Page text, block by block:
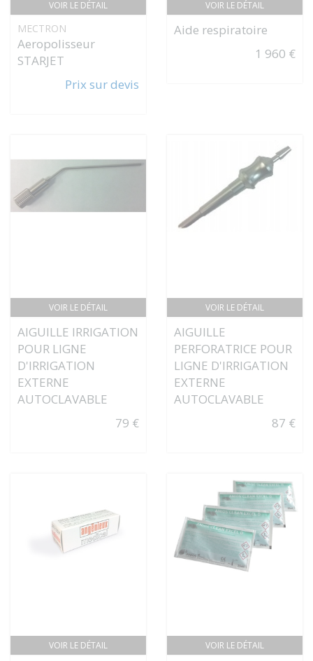
VOIR LE DÉTAIL
MECTRON
Aeropolisseur
STARJET
Prix sur devis
VOIR LE DÉTAIL
Aide respiratoire
1 960 €
VOIR LE DÉTAIL
AIGUILLE IRRIGATION
POUR LIGNE
D'IRRIGATION
EXTERNE
AUTOCLAVABLE
79 €
VOIR LE DÉTAIL
AIGUILLE
PERFORATRICE POUR
LIGNE D'IRRIGATION
EXTERNE
AUTOCLAVABLE
87 €
VOIR LE DÉTAIL VOIR LE DÉTAIL